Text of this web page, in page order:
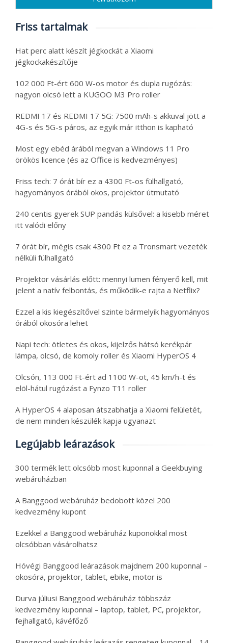
Friss tartalmak
Hat perc alatt készít jégkockát a Xiaomi
jégkockakészítője
102 000 Ft-ért 600 W-os motor és dupla rugózás:
nagyon olcsó lett a KUGOO M3 Pro roller
REDMI 17 és REDMI 17 5G: 7500 mAh-s akkuval jött a
4G-s és 5G-s páros, az egyik már itthon is kapható
Most egy ebéd árából megvan a Windows 11 Pro
örökös licence (és az Office is kedvezményes)
Friss tech: 7 órát bír ez a 4300 Ft-os fülhallgató,
hagyományos órából okos, projektor útmutató
240 centis gyerek SUP pandás külsővel: a kisebb méret
itt valódi előny
7 órát bír, mégis csak 4300 Ft ez a Tronsmart vezeték
nélküli fülhallgató
Projektor vásárlás előtt: mennyi lumen fényerő kell, mit
jelent a natív felbontás, és működik-e rajta a Netflix?
Ezzel a kis kiegészítővel szinte bármelyik hagyományos
órából okosóra lehet
Napi tech: ötletes és okos, kijelzős hátsó kerékpár
lámpa, olcsó, de komoly roller és Xiaomi HyperOS 4
Olcsón, 113 000 Ft-ért ad 1100 W-ot, 45 km/h-t és
elöl-hátul rugózást a Fynzo T11 roller
A HyperOS 4 alaposan átszabhatja a Xiaomi felületét,
de nem minden készülék kapja ugyanazt
Legújabb leárazások
300 termék lett olcsóbb most kuponnal a Geekbuying
webáruházban
A Banggood webáruház bedobott közel 200
kedvezmény kupont
Ezekkel a Banggood webáruház kuponokkal most
olcsóbban vásárolhatsz
Hóvégi Banggood leárazások majdnem 200 kuponnal –
okosóra, projektor, tablet, ebike, motor is
Durva júliusi Banggood webáruház többszáz
kedvezmény kuponnal – laptop, tablet, PC, projektor,
fejhallgató, kávéfőző